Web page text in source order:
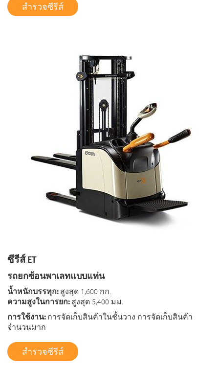
สำรวจซีรีส์
ซีรีส์ ET
รถยกซ้อนพาเลทแบบแท่น
น้ำหนักบรรทุก: สูงสุด 1,600 กก.
ความสูงในการยก: สูงสุด 5,400 มม.
การใช้งาน: การจัดเก็บสินค้าในชั้นวาง การจัดเก็บสินค้า
จำนวนมาก
สำรวจซีรีส์